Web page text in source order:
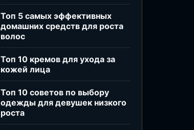
Топ 5 самых эффективных
домашних средств для роста
волос
Топ 10 кремов для ухода за
кожей лица
Топ 10 советов по выбору
одежды для девушек низкого
роста